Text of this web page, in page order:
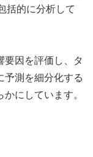
括的に分析して
要因を評価し、タ
予測を細分化する
にしています。